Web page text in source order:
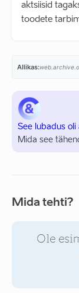
aktsiisid
toodete
Allikas:
See lubadus
Mida see
Mida tehti?
Ole